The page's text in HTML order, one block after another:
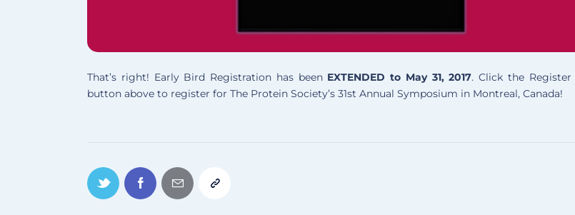
That’s right! Early Bird Registration has been EXTENDED to May 31, 2017. Click the Register
button above to register for The Protein Society’s 31st Annual Symposium in Montreal, Canada!